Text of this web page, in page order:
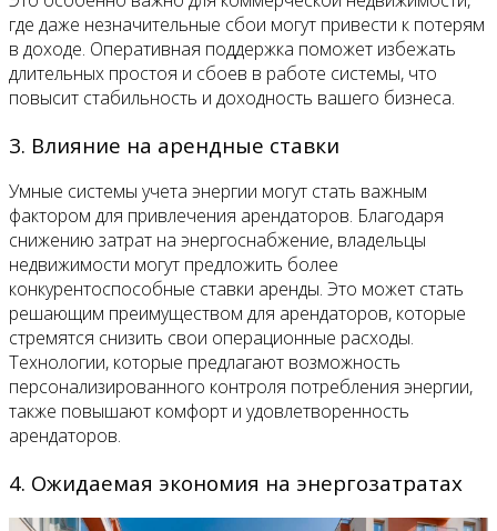
где даже незначительные сбои могут привести к потерям
в доходе. Оперативная поддержка поможет избежать
длительных простоя и сбоев в работе системы, что
повысит стабильность и доходность вашего бизнеса.
3. Влияние на арендные ставки
Умные системы учета энергии могут стать важным
фактором для привлечения арендаторов. Благодаря
снижению затрат на энергоснабжение, владельцы
недвижимости могут предложить более
конкурентоспособные ставки аренды. Это может стать
решающим преимуществом для арендаторов, которые
стремятся снизить свои операционные расходы.
Технологии, которые предлагают возможность
персонализированного контроля потребления энергии,
также повышают комфорт и удовлетворенность
арендаторов.
4. Ожидаемая экономия на энергозатратах